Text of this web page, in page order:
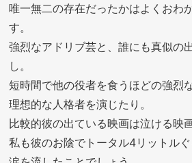
唯一無二の存在だったかはよくおわ
す。
強烈なアドリブ芸と、誰にも真似の
し。
短時間で他の役者を食うほどの強烈
理想的な人格者を演じたり。
比較的彼の出ている映画は泣ける映
私も彼のお陰でトータル4リットル